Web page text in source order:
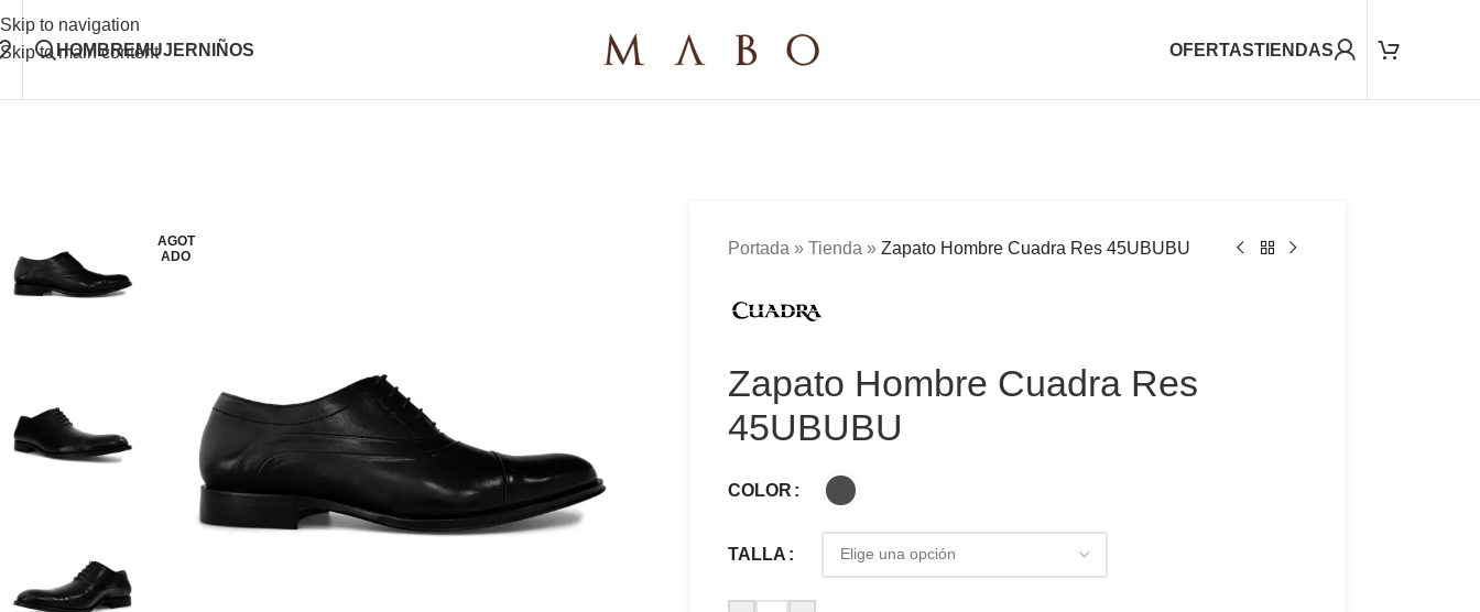
Skip to navigation
Skip to main content
HOMBREMUJER NIÑOS OFERTASTIENDAS
AGOT
ADO
Portada » Tienda » Zapato Hombre Cuadra Res 45UBUBU
Zapato Hombre Cuadra Res
45UBUBU
COLOR
TALLA